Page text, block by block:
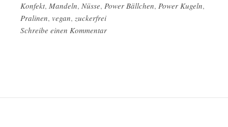
Konfekt, Mandeln, Nüsse, Power Bällchen, Power Kugeln,
Pralinen, vegan, zuckerfrei
Schreibe einen Kommentar